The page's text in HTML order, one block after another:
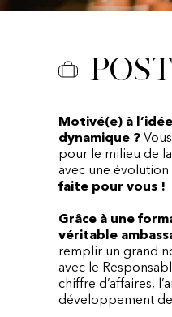
Motivé(e) à
dynamique ?
pour le milieu de
avec une évolution
faite pour vous !
Grâce à une
véritable
remplir un grand
avec le
chiffre d’affaires,
développement